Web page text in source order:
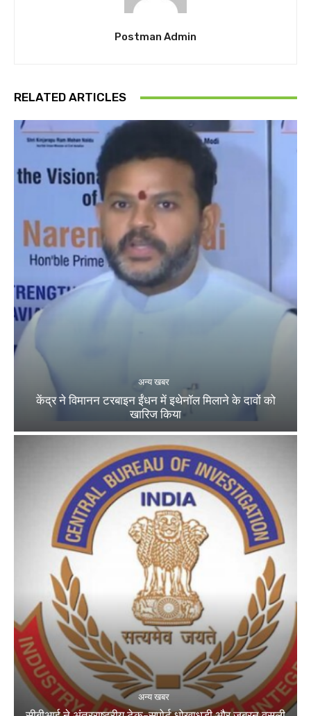
Postman Admin
RELATED ARTICLES
अन्य खबर
केंद्र ने विमानन टरबाइन ईंधन में इथेनॉल मिलाने के दावों को
खारिज किया
अन्य खबर